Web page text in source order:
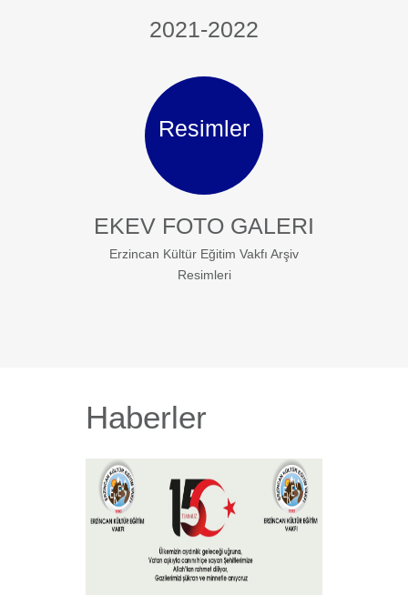
2021-2022
Resimler
EKEV FOTO GALERI
Erzincan Kültür Eğitim Vakfı Arşiv
Resimleri
Haberler